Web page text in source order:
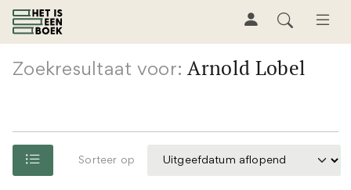
Zoekresultaat voor: Arnold Lobel
Sorteer op